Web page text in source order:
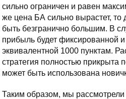
сильно ограничен и равен
же цена БА сильно вырастет, то
быть безгранично большим. В
прибыль будет фиксированной
эквивалентной 1000 пунктам.
стратегия полностью прикрыта
может быть использована
Таким образом, мы